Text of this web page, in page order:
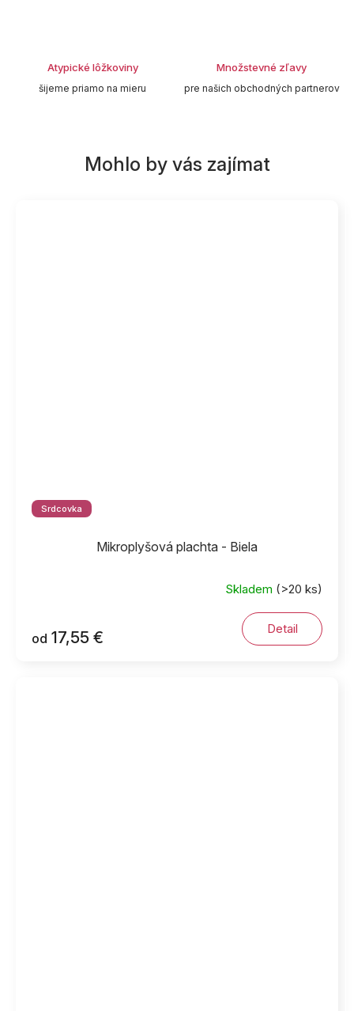
Atypické lôžkoviny
šijeme priamo na mieru
Množstevné zľavy
pre našich obchodných partnerov
Srdcovka
Mikroplyšová plachta - Biela
Skladem (>20 ks)
od 17,55 € Detail